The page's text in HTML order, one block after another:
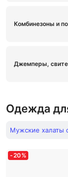
Комбинезоны и
Джемперы,
Одежда
Мужские халаты
-20%